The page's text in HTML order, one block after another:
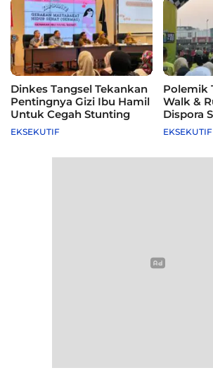
Dinkes Tangsel Tekankan
Pentingnya Gizi Ibu Hamil
Untuk Cegah Stunting
EKSEKUTIF
Polemik
Walk &
Dispora
Agenda
EKSEKUTIF